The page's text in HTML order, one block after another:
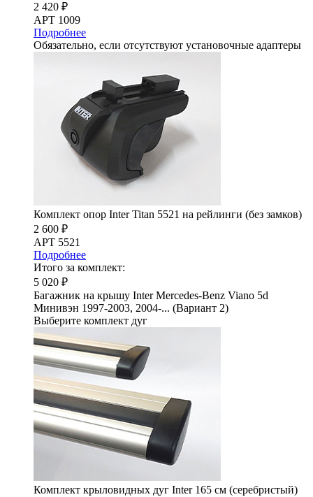
2 420 ₽
АРТ 1009
Подробнее
Обязательно, если отсутствуют установочные адаптеры
Комплект опор Inter Titan 5521 на рейлинги (без замков)
2 600 ₽
АРТ 5521
Подробнее
Итого за комплект:
5 020 ₽
Багажник на крышу Inter Mercedes-Benz Viano 5d
Минивэн 1997-2003, 2004-... (Вариант 2)
Выберите комплект дуг
Комплект крыловидных дуг Inter 165 см (серебристый)